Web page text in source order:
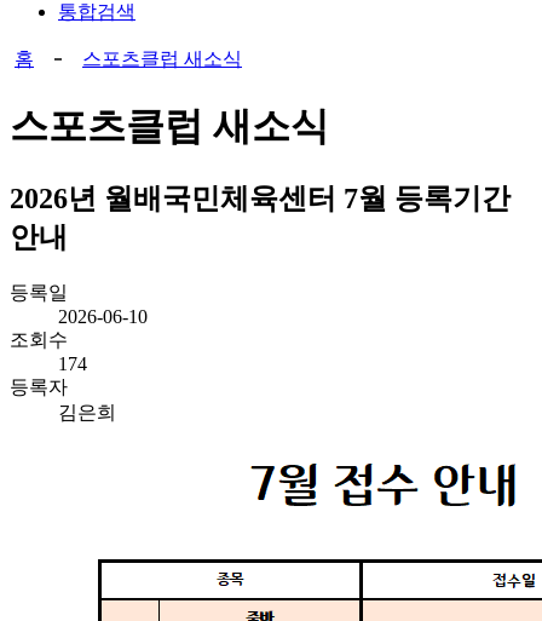
통합검색
홈 스포츠클럽 새소식
스포츠클럽 새소식
2026년 월배국민체육센터 7월 등록기간
안내
등록일
2026-06-10
조회수
174
등록자
김은희